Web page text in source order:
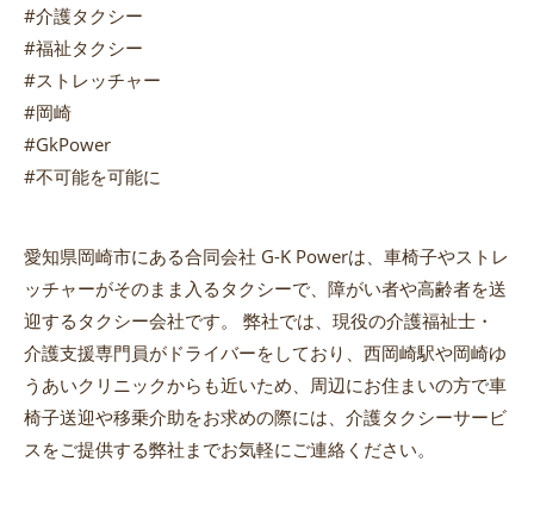
#介護タクシー
#福祉タクシー
#ストレッチャー
#岡崎
#GkPower
#不可能を可能に
愛知県岡崎市にある合同会社 G-K Powerは、車椅子やストレ
ッチャーがそのまま入るタクシーで、障がい者や高齢者を送
迎するタクシー会社です。 弊社では、現役の介護福祉士・
介護支援専門員がドライバーをしており、西岡崎駅や岡崎ゆ
うあいクリニックからも近いため、周辺にお住まいの方で車
椅子送迎や移乗介助をお求めの際には、介護タクシーサービ
スをご提供する弊社までお気軽にご連絡ください。